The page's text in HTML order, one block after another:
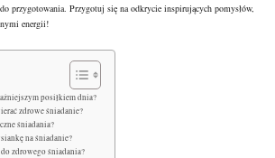
przygotowania. Przygotuj się na odkrycie inspirujących pomysłów,
energii!
posiłkiem dnia?
zdrowe śniadanie?
śniadania?
na śniadanie?
zdrowego śniadania?